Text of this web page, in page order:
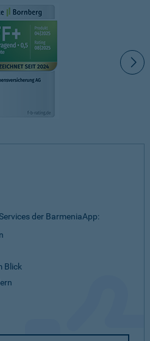
der BarmeniaApp:
Blick